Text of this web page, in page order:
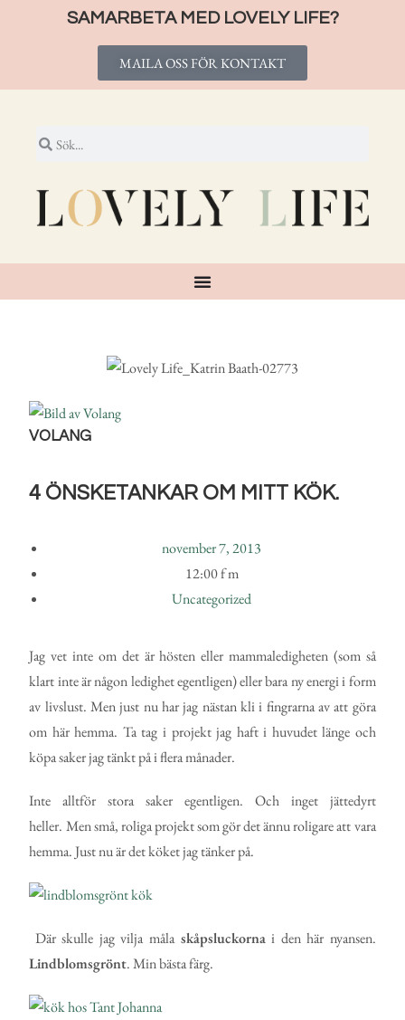
SAMARBETA MED LOVELY LIFE?
MAILA OSS FÖR KONTAKT
VOLANG
4 ÖNSKETANKAR OM MITT KÖK.
november 7, 2013
12:00 f m
Uncategorized
Jag vet inte om det är hösten eller mammaledigheten (som så
klart inte är någon ledighet egentligen) eller bara ny energi i form
av livslust. Men just nu har jag nästan kli i fingrarna av att göra
om här hemma. Ta tag i projekt jag haft i huvudet länge och
köpa saker jag tänkt på i flera månader.
Inte alltför stora saker egentligen. Och inget jättedyrt
heller. Men små, roliga projekt som gör det ännu roligare att vara
hemma. Just nu är det köket jag tänker på.
Där skulle jag vilja måla skåpsluckornai den här nyansen.
Lindblomsgrönt. Min bästa färg.